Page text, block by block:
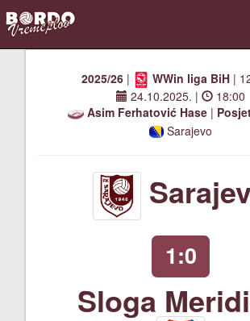
2025/26 | WWin liga BiH |
24.10.2025. |
18:00
Asim Ferhatović Hase|
Sarajevo
1:0
Sloga